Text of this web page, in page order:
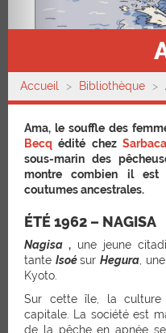
Accueil Bibliothèque
Ama, le souffle des
Becq édité chez
sous-marin des
montre combien il est
coutumes ancestrales.
ÉTÉ 1962 – NAGISA
Nagisa , une jeune
tante Isoésur Hegura,
Kyoto.
Sur cette île, la
capitale. La société est
de la pêche en apnée